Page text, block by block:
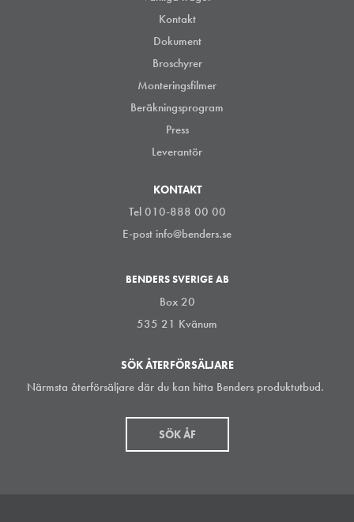
Kontakt
Dokument
Broschyrer
Monteringsfilmer
Beräkningsprogram
Press
Leverantör
KONTAKT
Tel 010-888 00 00
E-post info@benders.se
BENDERS SVERIGE AB
Box 20
535 21 Kvänum
SÖK ÅTERFÖRSÄLJARE
Närmsta återförsäljare där du kan hitta Benders produktutbud.
SÖK ÅF